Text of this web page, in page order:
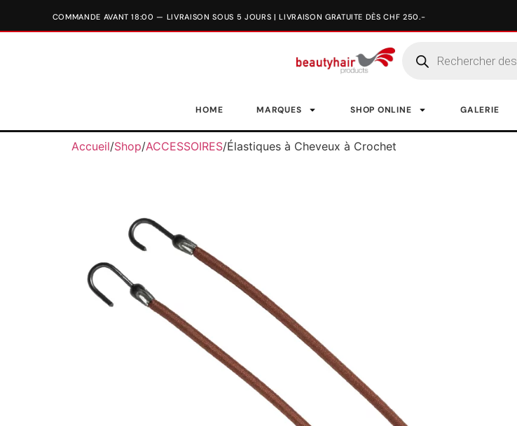
HOME MARQUES SHOP ONLINE GALERIE
Accueil/Shop/ACCESSOIRES/Élastiques à Cheveux à Crochet